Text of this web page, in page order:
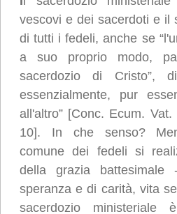
vescovi e dei sacerdoti e il
di tutti i fedeli, anche se
a suo proprio modo,
sacerdozio di Cristo”,
essenzialmente, pur
all'altro” [Conc. Ecum.
10]. In che senso?
comune dei fedeli si
della grazia
speranza e di carità, vita
sacerdozio